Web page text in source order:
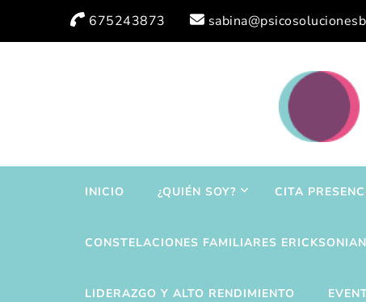
675243873
INICIO ¿QUIÉN SOY? CITA
CONSTELACIONES FAMILIARES
LIDERAZGO Y ALTO RENDIMIENTO